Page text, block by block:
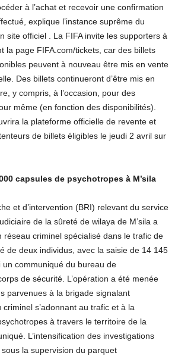
à l’achat et recevoir une confirmation
explique l’instance suprême du
site officiel . La FIFA invite les supporters à
la page FIFA.com/tickets, car des billets
peuvent à nouveau être mis en vente
Des billets continueront d’être mis en
y compris, à l’occasion, pour des
même (en fonction des disponibilités).
la plateforme officielle de revente et
de billets éligibles le jeudi 2 avril sur
capsules de psychotropes à M’sila
et d’intervention (BRI) relevant du service
de la sûreté de wilaya de M’sila a
réseau criminel spécialisé dans le trafic de
de deux individus, avec la saisie de 14 145
communiqué du bureau de
de sécurité. L’opération a été menée
parvenues à la brigade signalant
criminel s’adonnant au trafic et à la
à travers le territoire de la
L’intensification des investigations
la supervision du parquet